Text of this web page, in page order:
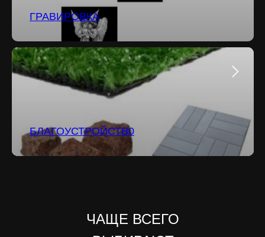
ГРАВИРОВКА
БЛАГОУСТРОЙСТВ0
ЧАЩЕ ВСЕГО